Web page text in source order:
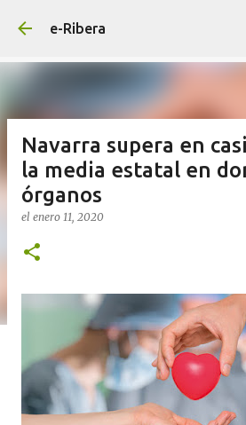
e-Ribera
Navarra supera en
la media estatal en
órganos
el enero 11, 2020